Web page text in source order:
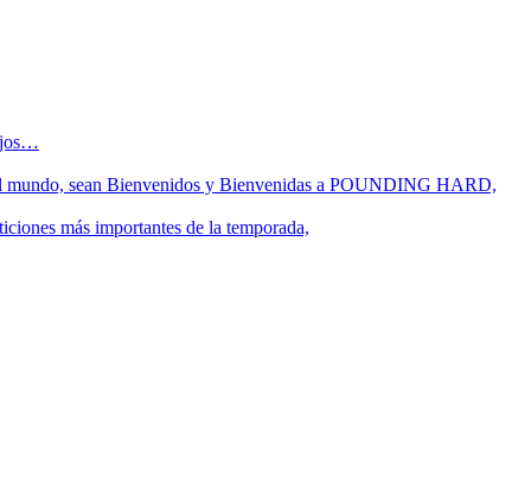
mundo, sean Bienvenidos y Bienvenidas a POUNDING HARD,
más importantes de la temporada,